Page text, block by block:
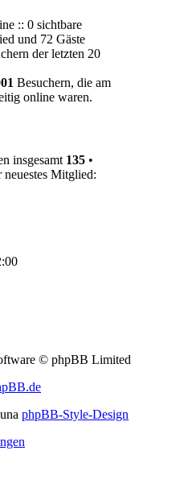
:: 0 sichtbare
und 72 Gäste
der letzten 20
Besuchern, die am
online waren.
insgesamt 135 •
neuestes Mitglied:
© phpBB Limited
phpBB-Style-Design